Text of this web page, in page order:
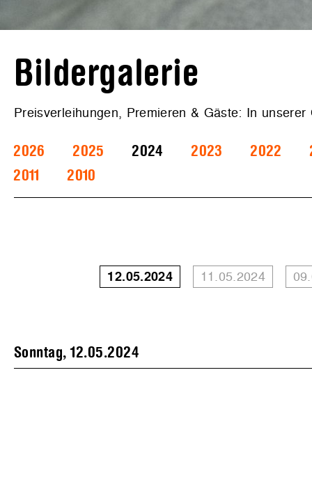
Bildergalerie
Preisverleihungen, Premieren & Gäste: In
2026 2025 2024 2023 2022
2011
2010
12.05.2024 11.05.2024
Sonntag, 12.05.2024